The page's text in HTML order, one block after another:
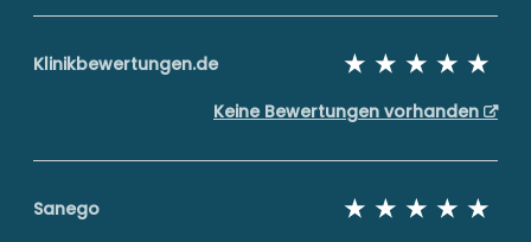
Klinikbewertungen.de
Keine Bewertungen vorhanden
Sanego